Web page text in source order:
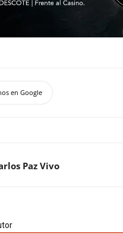
en Google
Paz Vivo